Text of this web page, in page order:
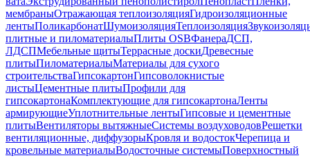
мембраныОтражающая теплоизоляцияГидроизоляционные
лентыПоликарбонатШумоизоляцияТеплоизоляция
плитные и пиломатериалыПлиты OSBФанераДСП,
ЛДСПМебельные щитыТеррасные доскиДревесные
плитыПиломатериалыМатериалы для сухого
строительстваГипсокартонГипсоволокнистые
листыЦементные плитыПрофили для
гипсокартонаКомплектующие для гипсокартонаЛенты
армирующиеУплотнительные лентыГипсовые и цементные
плитыВентиляторы вытяжныеСистемы воздуховодовРешетки
вентиляционные, диффузорыКровля и водостокЧерепица и
кровельные материалыВодосточные системыПоверхностный